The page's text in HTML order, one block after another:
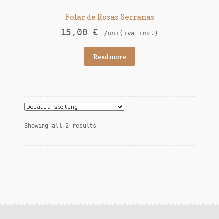
Folar de Rosas Serranas
15,00 € /uni(iva inc.)
Read more
Showing all 2 results